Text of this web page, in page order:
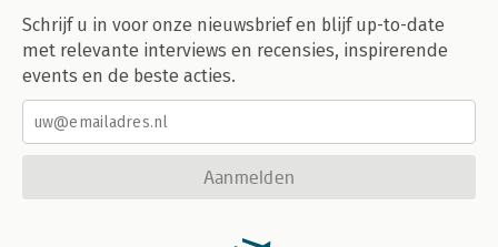
Schrijf u in voor onze nieuwsbrief en blijf up-to-date
met relevante interviews en recensies, inspirerende
events en de beste acties.
Aanmelden